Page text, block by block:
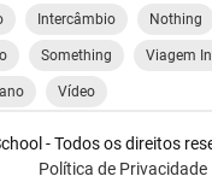
Intercâmbio Nothing
Something Viagem
Vídeo
- Todos os direitos
Política de Privacidade